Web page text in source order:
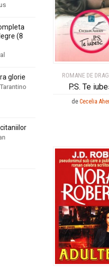
ROMANE DE
P.S. Te
deCecelia
(8
glorie